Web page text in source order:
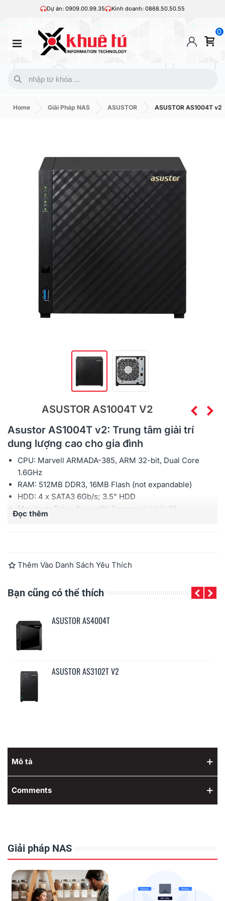
Dự án: 0909.00.99.35 Kinh doanh: 0868.50.50.55
0
Home Giải Pháp NAS ASUSTOR ASUSTOR AS1004T v2
ASUSTOR AS1004T V2
Asustor AS1004T v2: Trung tâm giải trí
dung lượng cao cho gia đình
CPU: Marvell ARMADA-385, ARM 32-bit, Dual Core
1.6GHz
RAM: 512MB DDR3, 16MB Flash (not expandable)
HDD: 4 x SATA3 6Gb/s; 3.5" HDD
Maximum Drive Bays with Expansion Unit: 12
External port:
Đọc thêm
Thêm Vào Danh Sách Yêu Thích
Bạn cũng có thể thích
ASUSTOR AS4004T
ASUSTOR AS3102T V2
Mô tả
Comments
Giải pháp NAS